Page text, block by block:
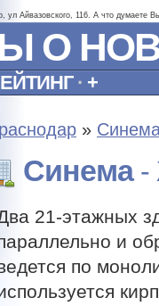
ул Айвазовского, 116. А что думаете
О
· +
»
Синема-
21-этажных
и
по